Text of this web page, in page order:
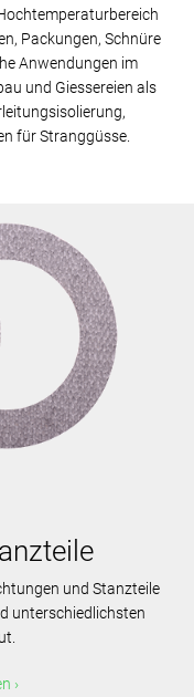
Packungen, Schnüre
Anwendungen im
und Giessereien als
für Stranggüsse.
und Stanzteile
unterschiedlichsten